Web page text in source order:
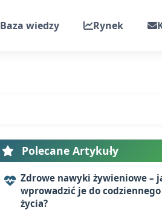
Baza wiedzy Rynek
Polecane Artykuły
Zdrowe nawyki żywieniowe –
wprowadzić je do codziennego
życia?